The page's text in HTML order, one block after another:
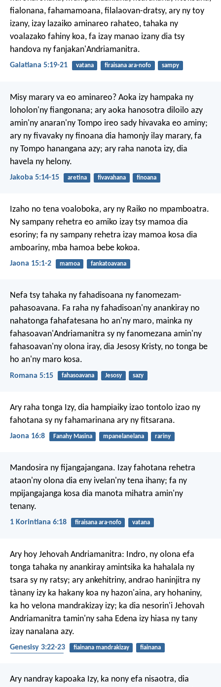
fialonana, fahamamoana, filalaovan-dratsy, ary ny toy
izany, izay lazaiko aminareo rahateo, tahaka ny
voalazako fahiny koa, fa izay manao izany dia tsy
handova ny fanjakan'Andriamanitra.
Galatiana 5:19-21 vatana firaisana ara-nofo sampy
Misy marary va eo aminareo? Aoka izy hampaka ny
loholon'ny fiangonana; ary aoka hanosotra diloilo azy
amin'ny anaran'ny Tompo ireo sady hivavaka eo aminy;
ary ny fivavaky ny finoana dia hamonjy ilay marary, fa
ny Tompo hanangana azy; ary raha nanota izy, dia
havela ny helony.
Jakoba 5:14-15 aretina fivavahana finoana
Izaho no tena voaloboka, ary ny Raiko no mpamboatra.
Ny sampany rehetra eo amiko izay tsy mamoa dia
esoriny; fa ny sampany rehetra izay mamoa kosa dia
amboariny, mba hamoa bebe kokoa.
Jaona 15:1-2 mamoa fankatoavana
Nefa tsy tahaka ny fahadisoana ny fanomezam-
pahasoavana. Fa raha ny fahadisoan'ny anankiray no
nahatonga fahafatesana ho an'ny maro, mainka ny
fahasoavan'Andriamanitra sy ny fanomezana amin'ny
fahasoavan'ny olona iray, dia Jesosy Kristy, no tonga be
ho an'ny maro kosa.
Romana 5:15 fahasoavana Jesosy sazy
Ary raha tonga Izy, dia hampiaiky izao tontolo izao ny
fahotana sy ny fahamarinana ary ny fitsarana.
Jaona 16:8 Fanahy Masina mpanelanelana rariny
Mandosira ny fijangajangana. Izay fahotana rehetra
ataon'ny olona dia eny ivelan'ny tena ihany; fa ny
mpijangajanga kosa dia manota mihatra amin'ny
tenany.
1 Korintiana 6:18 firaisana ara-nofo vatana
Ary hoy Jehovah Andriamanitra: Indro, ny olona efa
tonga tahaka ny anankiray amintsika ka hahalala ny
tsara sy ny ratsy; ary ankehitriny, andrao haninjitra ny
tànany izy ka hakany koa ny hazon'aina, ary hohaniny,
ka ho velona mandrakizay izy; ka dia nesorin'i Jehovah
Andriamanitra tamin'ny saha Edena izy hiasa ny tany
izay nanalana azy.
Genesisy 3:22-23 fiainana mandrakizay
fiainana
Ary nandray kapoaka Izy, ka nony efa nisaotra, dia